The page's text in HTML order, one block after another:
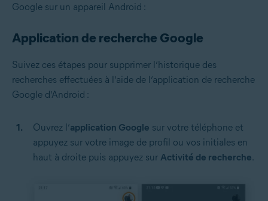
Google sur un appareil Android :
Application de recherche Google
Suivez ces étapes pour supprimer l’historique des
recherches effectuées à l’aide de l’application de recherche
Google d’Android :
Ouvrez l’application Google sur votre téléphone et
appuyez sur votre image de profil ou vos initiales en
haut à droite puis appuyez sur Activité de recherche.